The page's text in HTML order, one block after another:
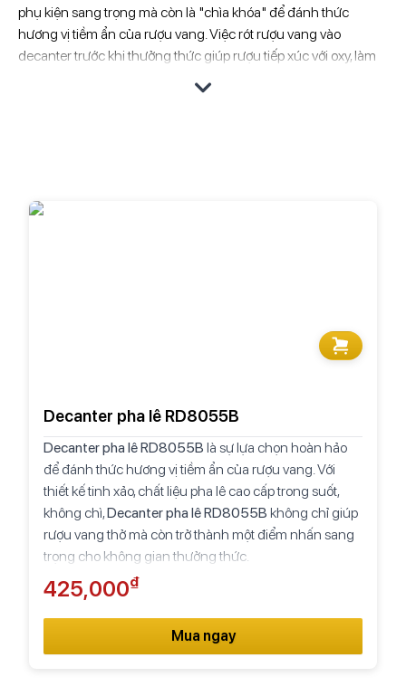
phụ kiện sang trọng mà còn là "chìa khóa" để đánh thức
hương vị tiềm ẩn của rượu vang. Việc rót rượu vang vào
decanter trước khi thưởng thức giúp rượu tiếp xúc với oxy, làm
người sành rượu mà còn là món quà tặng sang trọng dành
Decanter pha lê RD8055B
Decanter pha lê RD8055B là sự lựa chọn hoàn hảo
để đánh thức hương vị tiềm ẩn của rượu vang. Với
thiết kế tinh xảo, chất liệu pha lê cao cấp trong suốt,
không chì,Decanter pha lê RD8055B không chỉ giúp
rượu vang thở mà còn trở thành một điểm nhấn sang
trọng cho không gian thưởng thức.
425,000₫
Mua ngay